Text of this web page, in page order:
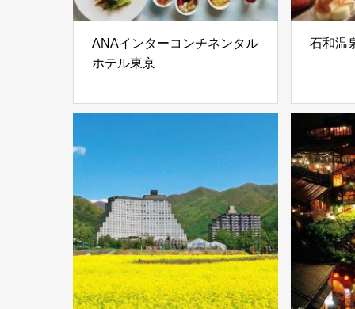
ANAインターコンチネンタル
ホテル東京
石和温